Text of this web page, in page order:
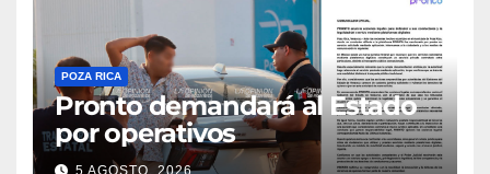
Pronto demandará al Estado
por operativos
5 AGOSTO, 2026